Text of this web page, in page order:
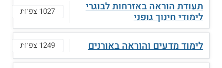
תעודת הוראה באזרחות לבוגרי
לימודי חינוך גופני 1027 צפיות
לימוד מדעים והוראה באורנים 1249 צפיות